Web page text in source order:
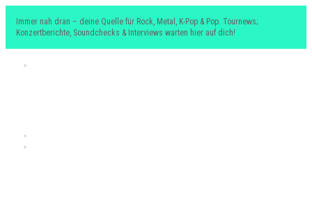
Immer nah dran – deine Quelle für Rock, Metal, K-Pop & Pop. Tournews;
Konzertberichte, Soundchecks & Interviews warten hier auf dich!